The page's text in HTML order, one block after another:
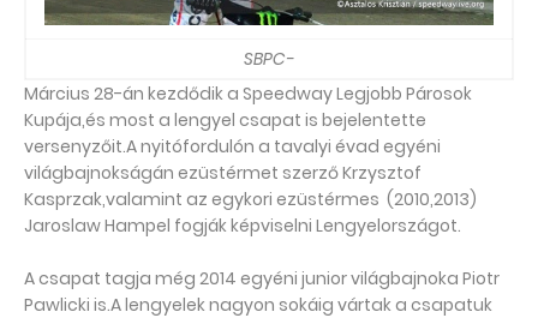
SBPC-
Március 28-án kezdődik a Speedway Legjobb Párosok
Kupája,és most a lengyel csapat is bejelentette
versenyzőit.A nyitófordulón a tavalyi évad egyéni
világbajnokságán ezüstérmet szerző Krzysztof
Kasprzak,valamint az egykori ezüstérmes (2010,2013)
Jaroslaw Hampel fogják képviselni Lengyelországot.
A csapat tagja még 2014 egyéni junior világbajnoka Piotr
Pawlicki is.A lengyelek nagyon sokáig vártak a csapatuk